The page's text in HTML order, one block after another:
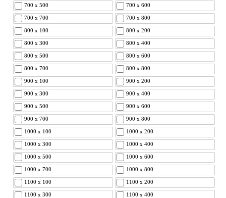
700 x 500 700 x 600
700 x 700 700 x 800
800 x 100 800 x 200
800 x 300 800 x 400
800 x 500 800 x 600
800 x 700 800 x 800
900 x 100 900 x 200
900 x 300 900 x 400
900 x 500 900 x 600
900 x 700 900 x 800
1000 x 100 1000 x 200
1000 x 300 1000 x 400
1000 x 500 1000 x 600
1000 x 700 1000 x 800
1100 x 100 1100 x 200
1100 x 300 1100 x 400